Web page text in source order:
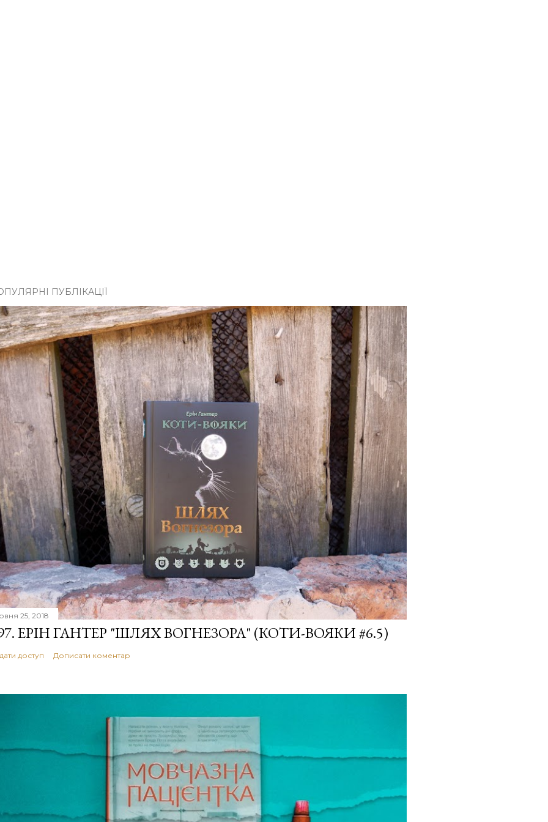
ПУБЛІКАЦІЇ
25, 2018
ЕРІН ГАНТЕР "ШЛЯХ ВОГНЕЗОРА" (КОТИ-ВОЯКИ #6.5)
доступ Дописати коментар